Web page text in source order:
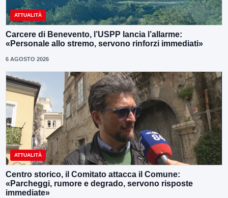
ATTUALITÀ
Carcere di Benevento, l’USPP lancia l’allarme:
«Personale allo stremo, servono rinforzi immediati»
6 AGOSTO 2026
ATTUALITÀ
Centro storico, il Comitato attacca il Comune:
«Parcheggi, rumore e degrado, servono risposte
immediate»